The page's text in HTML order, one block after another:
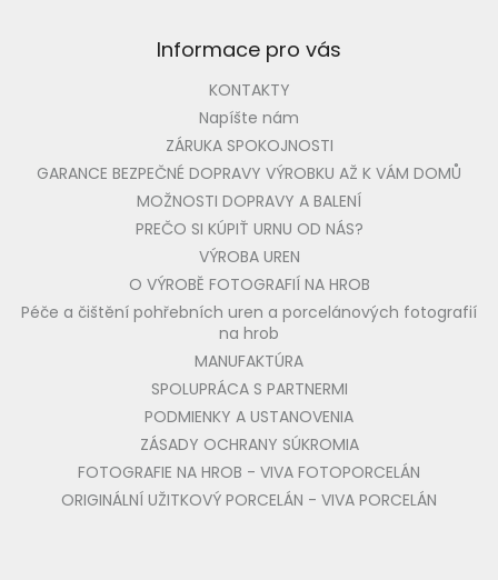
Informace pro vás
KONTAKTY
Napíšte nám
ZÁRUKA SPOKOJNOSTI
GARANCE BEZPEČNÉ DOPRAVY VÝROBKU AŽ K VÁM DOMŮ
MOŽNOSTI DOPRAVY A BALENÍ
PREČO SI KÚPIŤ URNU OD NÁS?
VÝROBA UREN
O VÝROBĚ FOTOGRAFIÍ NA HROB
Péče a čištění pohřebních uren a porcelánových fotografií
na hrob
MANUFAKTÚRA
SPOLUPRÁCA S PARTNERMI
PODMIENKY A USTANOVENIA
ZÁSADY OCHRANY SÚKROMIA
FOTOGRAFIE NA HROB - VIVA FOTOPORCELÁN
ORIGINÁLNÍ UŽITKOVÝ PORCELÁN - VIVA PORCELÁN